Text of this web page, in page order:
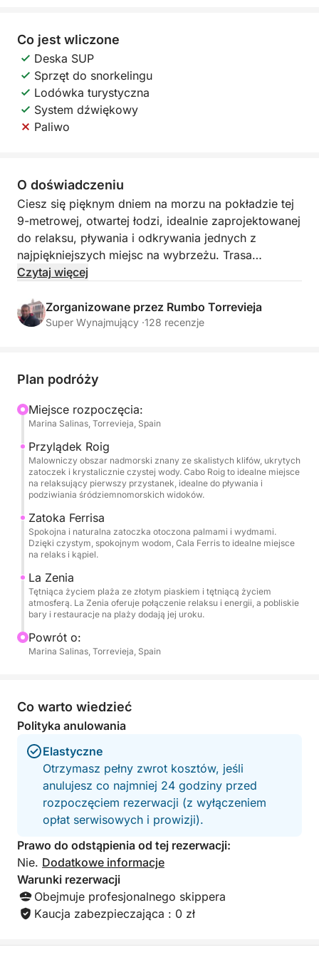
Co jest wliczone
Deska SUP
Sprzęt do snorkelingu
Lodówka turystyczna
System dźwiękowy
Paliwo
O doświadczeniu
Ciesz się pięknym dniem na morzu na pokładzie tej
9-metrowej, otwartej łodzi, idealnie zaprojektowanej
do relaksu, pływania i odkrywania jednych z
najpiękniejszych miejsc na wybrzeżu. Trasa
obejmuje trzy przystanki: Cabo Roig, Cala Ferris i La
żeglowania, krystalicznie czystej wody i czasu na
pełne rozkoszowanie się Morzem Śródziemnym.
wyposażona we wszystko, czego potrzebujesz, aby
żeglowania. Na pokładzie znajdziesz bimini
chroniące przed słońcem, GPS, ploter i echosondę,
miejsce do opalania na dziobie oraz stolik dziobowy
dla maksymalnie 6 osób, idealny do dzielenia się
napojami lub przekąskami podczas postoju w
pięknej zatoce. Łódź wyposażona jest również w
prysznic, toaletę, system nagłośnienia,
amortyzowaną podłogę, uchwyty na wędki, sprzęt
kotwiczny i elektryczną windę kotwiczną,
zapewniając komfort i wygodę przez cały dzień.
Napędzana czterosuwowym silnikiem Honda o
mocy 100 KM, ta łódź oferuje niezawodne osiągi
przy niskim zużyciu paliwa, co czyni ją doskonałym
wyborem na relaksujący i efektywny rejs wzdłuż
dynamiczną opcję dla tych, którzy szukają nieco
więcej emocji.
Podczas rejsu będziesz mieć okazję zatrzymać się
w Cabo Roig, Cala Ferris i La Zenia, trzech pięknych
nadmorskich miejscowościach znanych z
krystalicznie czystej wody i relaksującej atmosfery.
Te przystanki są idealne do pływania, snurkowania,
własnym tempie.
Niezależnie od tego, czy planujesz spokojny
rodzinny dzień, przyjemną wycieczkę z
przyjaciółmi, czy słoneczną przygodę na wybrzeżu,
Czytaj więcej
Zorganizowane przez Rumbo Torrevieja
Super Wynajmujący ·128 recenzje
Plan podróży
Miejsce rozpoczęcia:
Marina Salinas, Torrevieja, Spain
Przylądek Roig
Malowniczy obszar nadmorski znany ze skalistych klifów, ukrytych
zatoczek i krystalicznie czystej wody. Cabo Roig to idealne miejsce
na relaksujący pierwszy przystanek, idealne do pływania i
podziwiania śródziemnomorskich widoków.
Zatoka Ferrisa
Spokojna i naturalna zatoczka otoczona palmami i wydmami.
Dzięki czystym, spokojnym wodom, Cala Ferris to idealne miejsce
na relaks i kąpiel.
La Zenia
Tętniąca życiem plaża ze złotym piaskiem i tętniącą życiem
atmosferą. La Zenia oferuje połączenie relaksu i energii, a pobliskie
bary i restauracje na plaży dodają jej uroku.
Powrót o:
Marina Salinas, Torrevieja, Spain
Co warto wiedzieć
Polityka anulowania
Elastyczne
Otrzymasz pełny zwrot kosztów, jeśli
anulujesz co najmniej 24 godziny przed
rozpoczęciem rezerwacji (z wyłączeniem
opłat serwisowych i prowizji).
Prawo do odstąpienia od tej rezerwacji:
Nie. Dodatkowe informacje
Warunki rezerwacji
Obejmuje profesjonalnego skippera
Kaucja zabezpieczająca : 0 zł